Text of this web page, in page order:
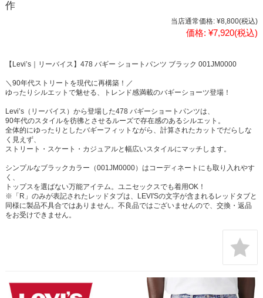
作
当店通常価格: ¥8,800(税込)
価格: ¥7,920(税込)
【Levi’s｜リーバイス】478 バギー ショートパンツ ブラック 001JM0000
＼90年代ストリートを現代に再構築！／
ゆったりシルエットで魅せる、トレンド感満載のバギーショーツ登場！
Levi’s（リーバイス）から登場した478 バギーショートパンツは、
90年代のスタイルを彷彿とさせるルーズで存在感のあるシルエット。
全体的にゆったりとしたバギーフィットながら、計算されたカットでだらしな
く見えず、
ストリート・スケート・カジュアルと幅広いスタイルにマッチします。
シンプルなブラックカラー（001JM0000）はコーディネートにも取り入れやす
く、
トップスを選ばない万能アイテム。ユニセックスでも着用OK！
※「R」のみが表記されたレッドタブは、LEVI'Sの文字が含まれるレッドタブと
同様に製品不具合ではありません。不良品ではございませんので、交換・返品
をお受けできません。